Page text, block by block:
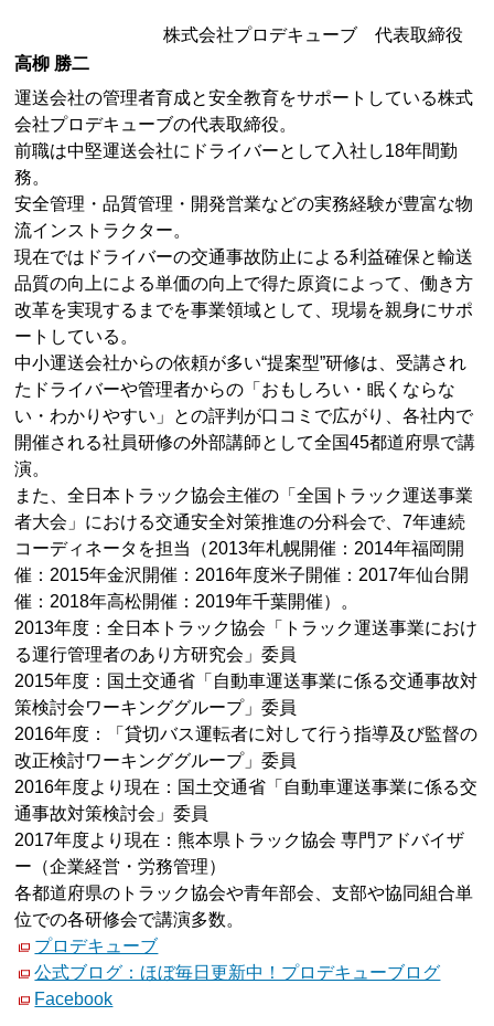
株式会社プロデキューブ 代表取締役
高柳 勝二
運送会社の管理者育成と安全教育をサポートしている株式
会社プロデキューブの代表取締役。
前職は中堅運送会社にドライバーとして入社し18年間勤
務。
安全管理・品質管理・開発営業などの実務経験が豊富な物
流インストラクター。
現在ではドライバーの交通事故防止による利益確保と輸送
品質の向上による単価の向上で得た原資によって、働き方
改革を実現するまでを事業領域として、現場を親身にサポ
ートしている。
中小運送会社からの依頼が多い“提案型”研修は、受講され
たドライバーや管理者からの「おもしろい・眠くならな
い・わかりやすい」との評判が口コミで広がり、各社内で
開催される社員研修の外部講師として全国45都道府県で講
演。
また、全日本トラック協会主催の「全国トラック運送事業
者大会」における交通安全対策推進の分科会で、7年連続
コーディネータを担当（2013年札幌開催：2014年福岡開
催：2015年金沢開催：2016年度米子開催：2017年仙台開
催：2018年高松開催：2019年千葉開催）。
2013年度：全日本トラック協会「トラック運送事業におけ
る運行管理者のあり方研究会」委員
2015年度：国土交通省「自動車運送事業に係る交通事故対
策検討会ワーキンググループ」委員
2016年度：「貸切バス運転者に対して行う指導及び監督の
改正検討ワーキンググループ」委員
2016年度より現在：国土交通省「自動車運送事業に係る交
通事故対策検討会」委員
2017年度より現在：熊本県トラック協会 専門アドバイザ
ー（企業経営・労務管理）
各都道府県のトラック協会や青年部会、支部や協同組合単
位での各研修会で講演多数。
プロデキューブ
公式ブログ：ほぼ毎日更新中！プロデキューブログ
Facebook